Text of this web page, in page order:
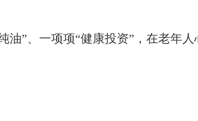
”、一项项“健康投资”，在老年人